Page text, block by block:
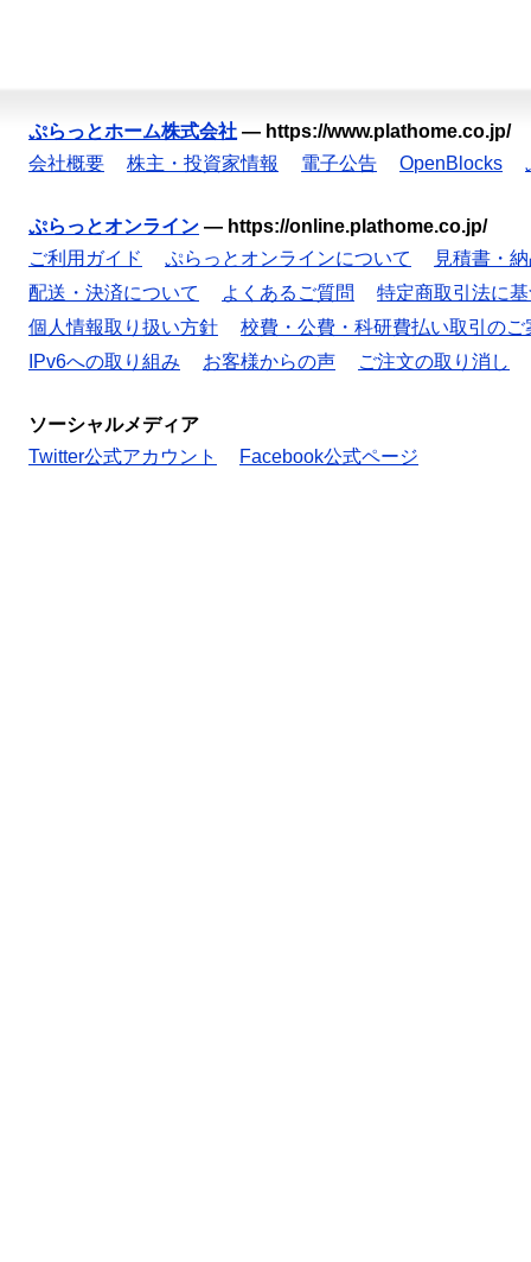
ぷらっとホーム株式会社 — https://www.plathome.co.jp/
会社概要
株主・投資家情報 電子公告 OpenBlocks
ぷらっとオンライン — https://online.plathome.co.jp/
ご利用ガイド
ぷらっとオンラインについて
見積書・
配送・決済について
よくあるご質問
特定商取引法に
個人情報取り扱い方針
校費・公費・科研費払い取引のご
IPv6への取り組み
お客様からの声 ご注文の取り消し
ソーシャルメディア
Twitter公式アカウント
Facebook公式ページ